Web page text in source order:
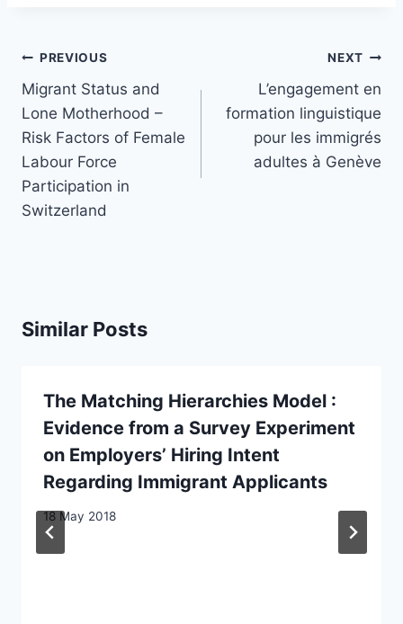
Post
navigation
PREVIOUS
Migrant Status and
Lone Motherhood –
Risk Factors of Female
Labour Force
Participation in
Switzerland
NEXT
L’engagement en
formation linguistique
pour les immigrés
adultes à Genève
Similar Posts
The Matching Hierarchies Model :
Evidence from a Survey Experiment
on Employers’ Hiring Intent
Regarding Immigrant Applicants
18 May 2018